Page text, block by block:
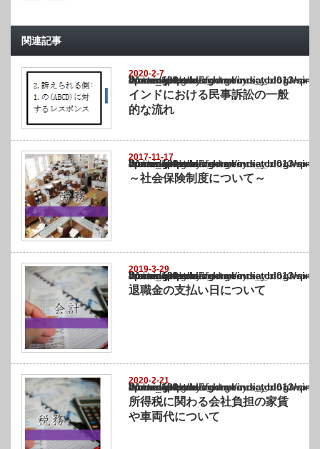
関連記事
2020-2-7
Warning
: Undefined array key "show_category" in
/home/netst/kuno-cpa.co.jp/public_html/india_blog/wp-content/themes/
on line183
インドにおける民事訴訟の一般
的な流れ
2017-11-17
Warning
: Undefined array key "show_category" in
/home/netst/kuno-cpa.co.jp/public_html/india_blog/wp-content/themes/
on line183
～社会保険制度について～
2019-3-29
Warning
: Undefined array key "show_category" in
/home/netst/kuno-cpa.co.jp/public_html/india_blog/wp-content/themes/
on line183
退職金の支払い日について
2020-2-21
Warning
: Undefined array key "show_category" in
/home/netst/kuno-cpa.co.jp/public_html/india_blog/wp-content/themes/
on line183
所得税に関わる会社負担の家賃
や車両代について